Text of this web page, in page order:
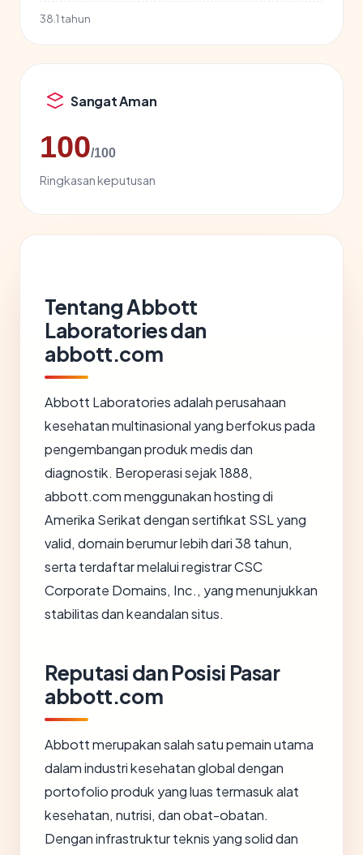
38.1 tahun
Sangat Aman
100/100
Ringkasan keputusan
Tentang Abbott
Laboratories dan
abbott.com
Abbott Laboratories adalah perusahaan
kesehatan multinasional yang berfokus pada
pengembangan produk medis dan
diagnostik. Beroperasi sejak 1888,
abbott.com menggunakan hosting di
Amerika Serikat dengan sertifikat SSL yang
valid, domain berumur lebih dari 38 tahun,
serta terdaftar melalui registrar CSC
Corporate Domains, Inc., yang menunjukkan
stabilitas dan keandalan situs.
Reputasi dan Posisi Pasar
abbott.com
Abbott merupakan salah satu pemain utama
dalam industri kesehatan global dengan
portofolio produk yang luas termasuk alat
kesehatan, nutrisi, dan obat-obatan.
Dengan infrastruktur teknis yang solid dan